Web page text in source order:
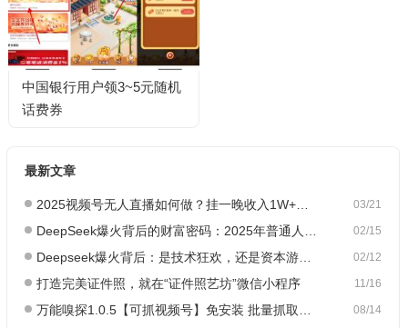
中国银行用户领3~5元随机
话费券
最新文章
03/21
2025视频号无人直播如何做？挂一晚收入1W+，这份教程，小白可做~
02/15
DeepSeek爆火背后的财富密码：2025年普通人如何抓住AI创业风口？
02/12
Deepseek爆火背后：是技术狂欢，还是资本游戏？
11/16
打造完美证件照，就在“证件照艺坊”微信小程序
08/14
万能嗅探1.0.5【可抓视频号】免安装 批量抓取媒体文件